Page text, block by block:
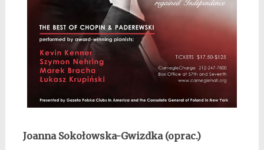
Joanna Sokołowska-Gwizdka (oprac.)